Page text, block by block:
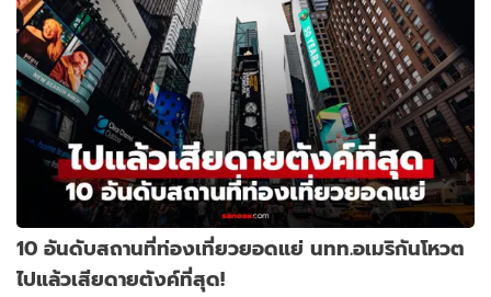
10 อันดับสถานที่ท่องเที่ยวยอดแย่ นทท.อเมริกันโหวต
ไปแล้วเสียดายตังค์ที่สุด!